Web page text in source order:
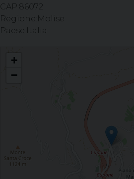
CAP: 86072
Regione: Molise
Paese: Italia
Santa Messa per il 45esimo anniversario di
Don Pietro Fuoco - Parrocchia di Cupone -
+
−